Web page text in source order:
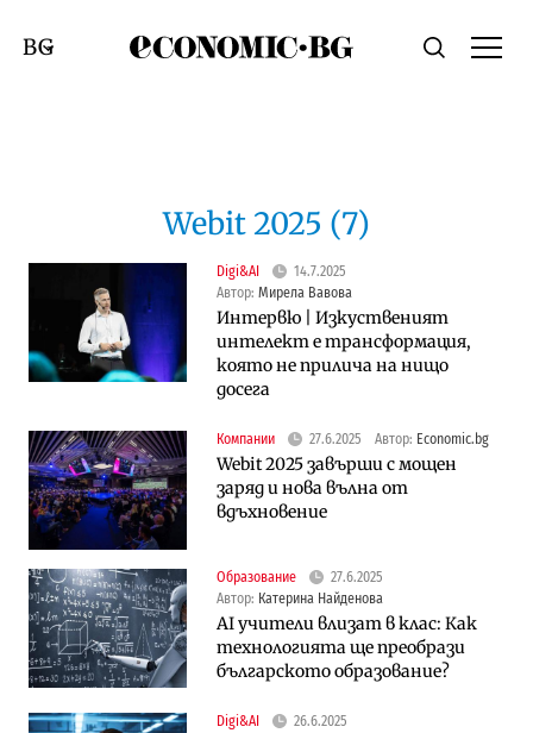
Economic.bgТърсене
Смяна на език
Webit 2025 (7)
Digi&AI
14.7.2025
Автор: Мирела Вавова
Интервю | Изкуственият
интелект е трансформация,
която не прилича на нищо
досега
Компании 27.6.2025 Автор: Economic.bg
Webit 2025 завърши с мощен
заряд и нова вълна от
вдъхновение
Образование
27.6.2025
Автор: Катерина Найденова
AI учители влизат в клас: Как
технологията ще преобрази
българското образование?
Digi&AI
26.6.2025